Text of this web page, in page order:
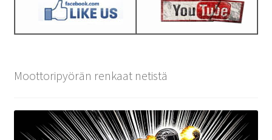
Moottoripyörän renkaat netistä